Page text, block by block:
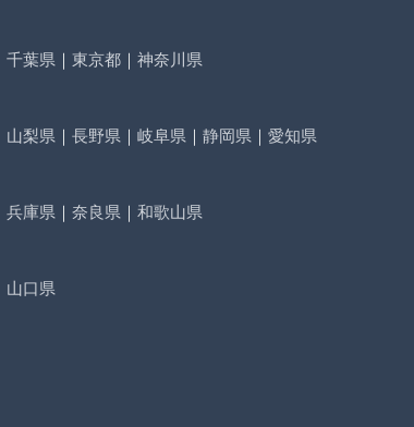
千葉県 ｜ 東京都 ｜ 神奈川県
山梨県 ｜ 長野県 ｜ 岐阜県 ｜ 静岡県 ｜ 愛知県
兵庫県 ｜ 奈良県 ｜ 和歌山県
山口県